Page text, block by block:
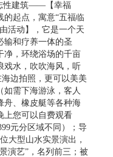
性建筑——【幸福
的起点，寓意“五福临
活动】，它是一个天
输和疗养一体的圣
净，环绕浴场的千亩
戏水，吹吹海风，听
边拍照，更可以美美
如需下海游泳，客人
舟、橡皮艇等各种海
上您可以自费观看
元分区域不同）；导
大型山水实景演出，
演艺”，名列前三；被